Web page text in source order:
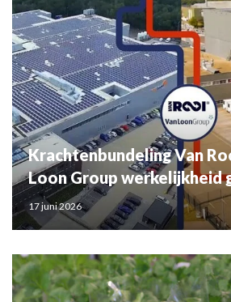
Krachtenbundeling Van
Loon Group werkelijkheid
17 juni 2026